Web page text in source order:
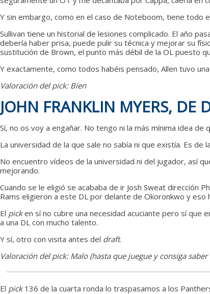
Y sin embargo, como en el caso de Noteboom, tiene todo
Sullivan tiene un historial de lesiones complicado. El año
debería haber prisa, puede pulir su técnica y mejorar su
sustitución de Brown, el punto más débil de la OL puesto
Y exactamente, como todos habéis pensado, Allen tuvo
Valoración del pick: Bien
JOHN FRANKLIN MYERS, DE
Sí, no os voy a engañar. No tengo ni la más mínima idea de
La universidad de la que sale no sabía ni que existía. Es de
No encuentro vídeos de la universidad ni del jugador, así
mejorando.
Cuando se le eligió se acababa de ir Josh Sweat dirección
Rams eligieron a este DL por delante de Okoronkwo y eso
El picken sí no cubre una necesidad acuciante pero sí que
a una DL con mucho talento.
Y sí, otro con visita antes del draft.
Valoración del pick: Malo (hasta que juegue y consiga
El pick136 de la cuarta ronda lo traspasamos a los